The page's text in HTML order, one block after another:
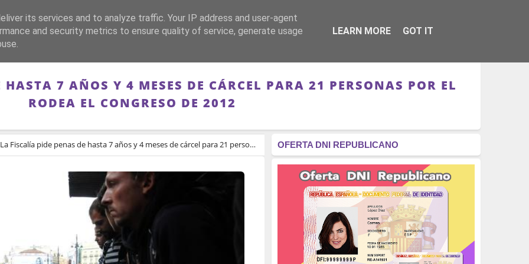
FRANQUISMO GUERRA DE ESPAÑA MEMORIA RÉGIMEN - MONARQUÍA
7 AÑOS Y 4 MESES DE CÁRCEL PARA 21 PERSONAS POR EL
RODEA EL CONGRESO DE 2012
La Fiscalía pide penas de hasta 7 años y 4 meses de cárcel para 21 personas por el Rodea el Congreso de 2012 OFERTA DNI REPUBLICANO
its services and to analyze traffic. Your IP address and user-agent
and security metrics to ensure quality of service, generate usage
LEARN MORE GOT IT